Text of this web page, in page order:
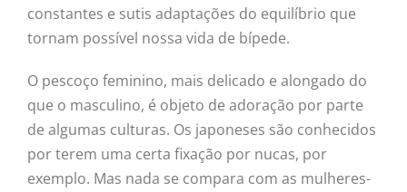
constantes e sutis adaptações do equilíbrio que
tornam possível nossa vida de bípede.
O pescoço feminino, mais delicado e alongado do
que o masculino, é objeto de adoração por parte
de algumas culturas. Os japoneses são conhecidos
por terem uma certa fixação por nucas, por
exemplo. Mas nada se compara com as mulheres-